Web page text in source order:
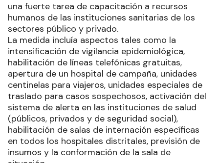
una fuerte tarea de capacitación a recursos
humanos de las instituciones sanitarias de los
sectores público y privado.
La medida incluía aspectos tales como la
intensificación de vigilancia epidemiológica,
habilitación de líneas telefónicas gratuitas,
apertura de un hospital de campaña, unidades
centinelas para viajeros, unidades especiales de
traslado para casos sospechosos, activación del
sistema de alerta en las instituciones de salud
(públicos, privados y de seguridad social),
habilitación de salas de internación específicas
en todos los hospitales distritales, previsión de
insumos y la conformación de la sala de